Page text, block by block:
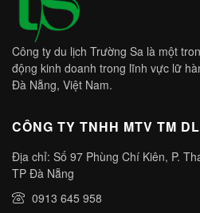
Công ty du lịch Trường Sa là một
động kinh doanh trong lĩnh vực lữ
Đà Nẵng, Việt Nam.
CÔNG TY TNHH MTV TM
Địa chỉ: Số 97 Phùng Chí Kiên, P.
TP Đà Nẵng
0913 645 958